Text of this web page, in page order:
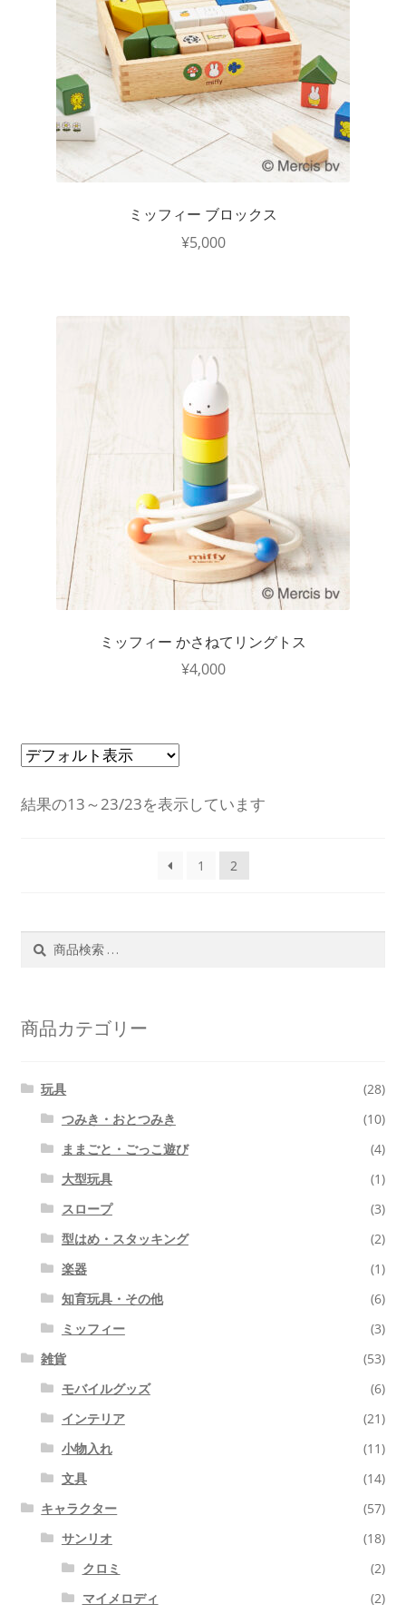
ミッフィー ブロックス
¥5,000
ミッフィー かさねてリングトス
¥4,000
結果の13～23/23を表示しています
1 2
商品カテゴリー
玩具
(28)
つみき・おとつみき
(10)
ままごと・ごっこ遊び
(4)
大型玩具
(1)
スロープ
(3)
型はめ・スタッキング
(2)
楽器
(1)
知育玩具・その他
(6)
ミッフィー
(3)
雑貨
(53)
モバイルグッズ
(6)
インテリア
(21)
小物入れ
(11)
文具
(14)
キャラクター
(57)
サンリオ
(18)
クロミ
(2)
マイメロディ
(2)